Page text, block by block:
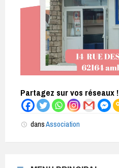
Partagez sur vos réseaux !
dansAssociation